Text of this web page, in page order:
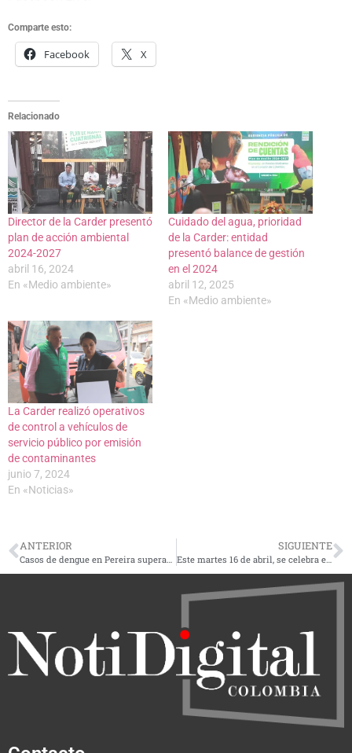
Comparte esto:
Facebook X
Relacionado
Director de la Carder presentó
plan de acción ambiental
2024-2027
abril 16, 2024
En «Medio ambiente»
Cuidado del agua, prioridad
de la Carder: entidad
presentó balance de gestión
en el 2024
abril 12, 2025
En «Medio ambiente»
La Carder realizó operativos
de control a vehículos de
servicio público por emisión
de contaminantes
junio 7, 2024
En «Noticias»
ANTERIOR SIGUIENTE
Este martes 16 de abril, se celebra el Día Mundial del Emprendimiento